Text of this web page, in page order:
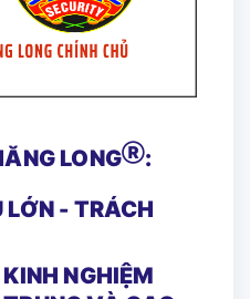
LONGⓇ:
LỚN - TRÁCH
NGHIỆM